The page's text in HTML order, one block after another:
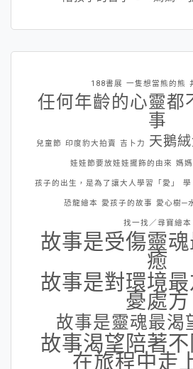
188書展 一隻想當熊的熊
任何年齡的心靈都
事
兒童節 印度豹大拍賣 吉卜力 天鵝
娃娃節要放娃娃擺飾的由來 媽
孩子的出生，是為了讓大人學習「愛」 學
恐龍繪本 愛孩子的故事 愛心樹─
找一找／尋寶繪本
故事是受傷靈
癒
故事是對環境
憂處方
故事是靈魂最渴
故事渴望陪著
在旅程中走